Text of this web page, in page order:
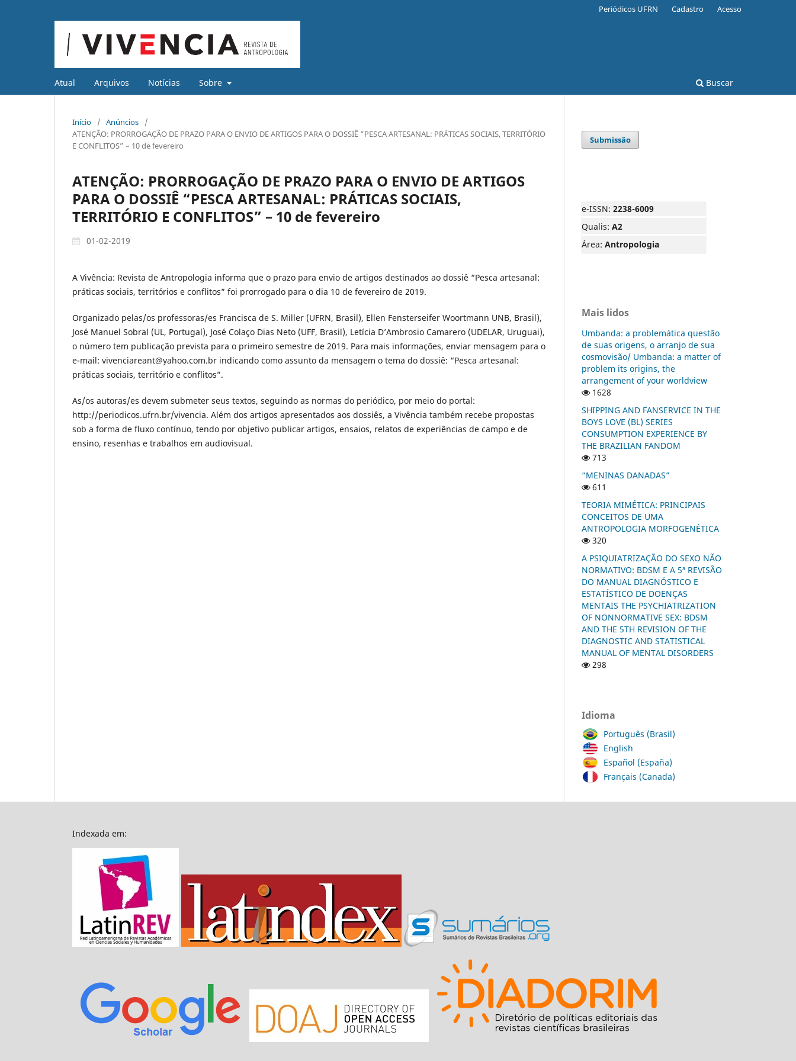
Atual Arquivos Notícias Sobre Buscar
Periódicos UFRN Cadastro Acesso
Início / Anúncios
/
ATENÇÃO: PRORROGAÇÃO DE PRAZO PARA O ENVIO DE ARTIGOS PARA O DOSSIÊ “PESCA ARTESANAL: PRÁTICAS SOCIAIS, TERRITÓRIO
E CONFLITOS” – 10 de fevereiro
ATENÇÃO: PRORROGAÇÃO DE PRAZO PARA O ENVIO DE ARTIGOS
PARA O DOSSIÊ “PESCA ARTESANAL: PRÁTICAS SOCIAIS,
TERRITÓRIO E CONFLITOS” – 10 de fevereiro
01-02-2019
A Vivência: Revista de Antropologia informa que o prazo para envio de artigos destinados ao dossiê “Pesca artesanal:
práticas sociais, territórios e conflitos” foi prorrogado para o dia 10 de fevereiro de 2019.
Organizado pelas/os professoras/es Francisca de S. Miller (UFRN, Brasil), Ellen Fensterseifer Woortmann UNB, Brasil),
José Manuel Sobral (UL, Portugal), José Colaço Dias Neto (UFF, Brasil), Letícia D’Ambrosio Camarero (UDELAR, Uruguai),
o número tem publicação prevista para o primeiro semestre de 2019. Para mais informações, enviar mensagem para o
e-mail: vivenciareant@yahoo.com.br indicando como assunto da mensagem o tema do dossiê: “Pesca artesanal:
práticas sociais, território e conflitos”.
As/os autoras/es devem submeter seus textos, seguindo as normas do periódico, por meio do portal:
http://periodicos.ufrn.br/vivencia. Além dos artigos apresentados aos dossiês, a Vivência também recebe propostas
sob a forma de fluxo contínuo, tendo por objetivo publicar artigos, ensaios, relatos de experiências de campo e de
ensino, resenhas e trabalhos em audiovisual.
Submissão
e-ISSN: 2238-6009
Qualis: A2
Área: Antropologia
Mais lidos
Umbanda: a problemática questão
de suas origens, o arranjo de sua
cosmovisão/ Umbanda: a matter of
problem its origins, the
arrangement of your worldview
1628
SHIPPING AND FANSERVICE IN THE
BOYS LOVE (BL) SERIES
CONSUMPTION EXPERIENCE BY
THE BRAZILIAN FANDOM
713
“MENINAS DANADAS”
611
TEORIA MIMÉTICA: PRINCIPAIS
CONCEITOS DE UMA
ANTROPOLOGIA MORFOGENÉTICA
320
A PSIQUIATRIZAÇÃO DO SEXO NÃO
NORMATIVO: BDSM E A 5ª REVISÃO
DO MANUAL DIAGNÓSTICO E
ESTATÍSTICO DE DOENÇAS
MENTAIS THE PSYCHIATRIZATION
OF NONNORMATIVE SEX: BDSM
AND THE 5TH REVISION OF THE
DIAGNOSTIC AND STATISTICAL
MANUAL OF MENTAL DISORDERS
298
Idioma
Português (Brasil)
English
Español (España)
Français (Canada)
Indexada em: